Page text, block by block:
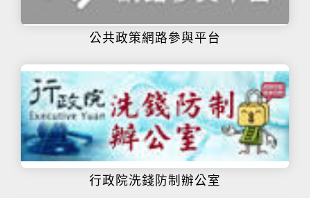
公共政策網路參與平台
行政院洗錢防制辦公室